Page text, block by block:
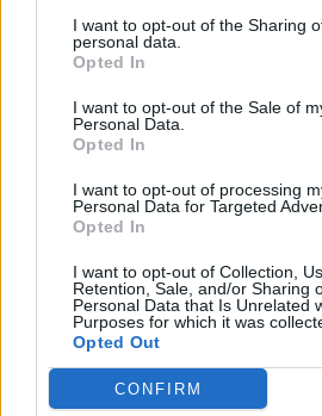
I want to opt-out of the Sharing
personal data.
Opted In
I want to opt-out of the Sale of
Personal Data.
Opted In
I want to opt-out of processing
Personal Data for Targeted
Opted In
I want to opt-out of Collection,
Retention, Sale, and/or Sharing
Personal Data that Is Unrelated
Purposes for which it was
Opted Out
CONFIRM
και πηγαίο γέλιο
στο Μικρό Παλλάς
με
και
τους στην